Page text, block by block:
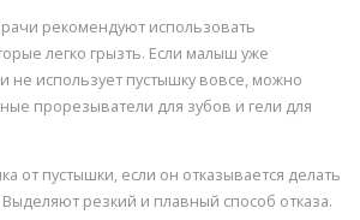
рекомендуют использовать
легко грызть. Если малыш уже
не использует пустышку вовсе, можно
прорезыватели для зубов и гели для
от пустышки, если он отказывается делать
Выделяют резкий и плавный способ отказа.